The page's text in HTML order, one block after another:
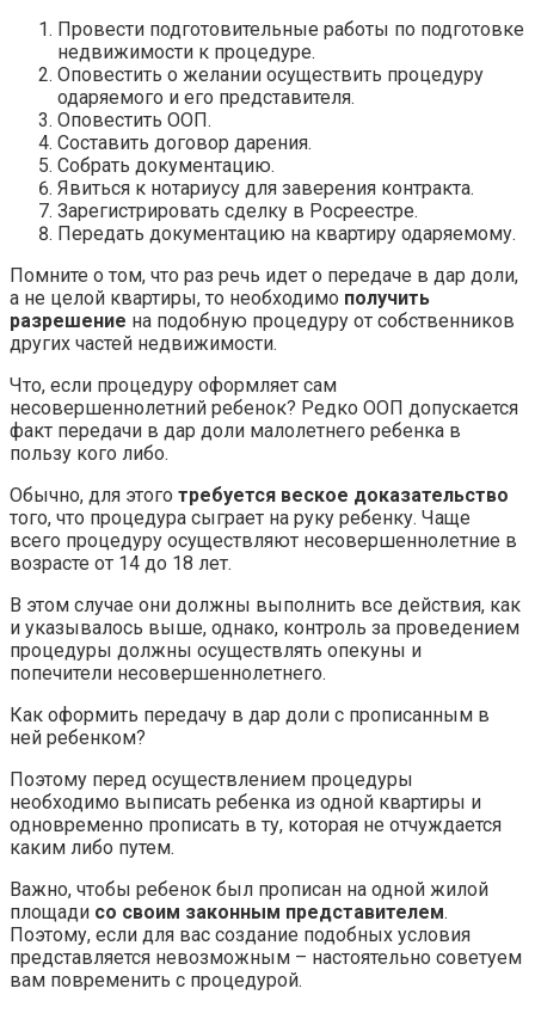
Провести подготовительные работы по подготовке
недвижимости к процедуре.
Оповестить о желании осуществить процедуру
одаряемого и его представителя.
Оповестить ООП.
Составить договор дарения.
Собрать документацию.
Явиться к нотариусу для заверения контракта.
Зарегистрировать сделку в Росреестре.
Передать документацию на квартиру одаряемому.
Помните о том, что раз речь идет о передаче в дар доли,
а не целой квартиры, то необходимо получить
разрешение на подобную процедуру от собственников
других частей недвижимости.
Что, если процедуру оформляет сам
несовершеннолетний ребенок? Редко ООП допускается
факт передачи в дар доли малолетнего ребенка в
пользу кого либо.
Обычно, для этого требуется веское доказательство
того, что процедура сыграет на руку ребенку. Чаще
всего процедуру осуществляют несовершеннолетние в
возрасте от 14 до 18 лет.
В этом случае они должны выполнить все действия, как
и указывалось выше, однако, контроль за проведением
процедуры должны осуществлять опекуны и
попечители несовершеннолетнего.
Как оформить передачу в дар доли с прописанным в
ней ребенком?
Поэтому перед осуществлением процедуры
необходимо выписать ребенка из одной квартиры и
одновременно прописать в ту, которая не отчуждается
каким либо путем.
Важно, чтобы ребенок был прописан на одной жилой
площади со своим законным представителем.
Поэтому, если для вас создание подобных условия
представляется невозможным – настоятельно советуем
вам повременить с процедурой.